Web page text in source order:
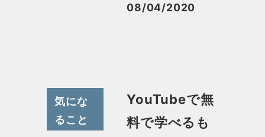
投稿日
08/04/2020
気にな
ること
YouTubeで無
料で学べるも